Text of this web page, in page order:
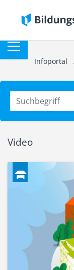
Infoportal
Video